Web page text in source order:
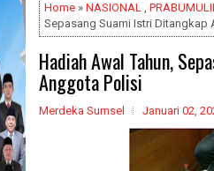
Home » NASIONAL ,
Sepasang Suami Istri Ditangkap
Hadiah Awal Tahun,
Anggota Polisi
Merdeka Sumsel Januari 02,